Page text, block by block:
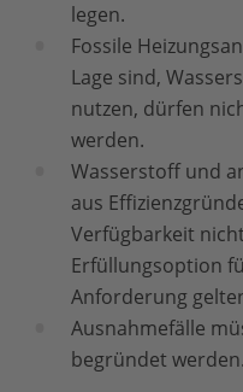
legen.
Fossile
Lage sind,
nutzen, dürfen
werden.
Wasserstoff und
aus
Verfügbarkeit
Erfüllungsoption
Anforderung
Ausnahmefälle
begründet werden.